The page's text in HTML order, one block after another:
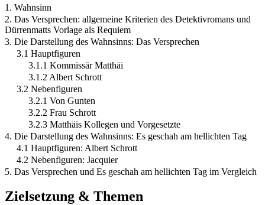
1. Wahnsinn
2. Das Versprechen: allgemeine Kriterien des Detektivromans und
Dürrenmatts Vorlage als Requiem
3. Die Darstellung des Wahnsinns: Das Versprechen
3.1 Hauptfiguren
3.1.1 Kommissär Matthäi
3.1.2 Albert Schrott
3.2 Nebenfiguren
3.2.1 Von Gunten
3.2.2 Frau Schrott
3.2.3 Matthäis Kollegen und Vorgesetzte
4. Die Darstellung des Wahnsinns: Es geschah am hellichten Tag
4.1 Hauptfiguren: Albert Schrott
4.2 Nebenfiguren: Jacquier
5. Das Versprechen und Es geschah am hellichten Tag im Vergleich
Zielsetzung & Themen